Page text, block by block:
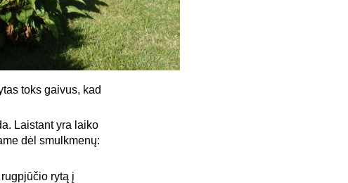
toks gaivus, kad
Laistant yra laiko
dėl smulkmenų:
rytą į